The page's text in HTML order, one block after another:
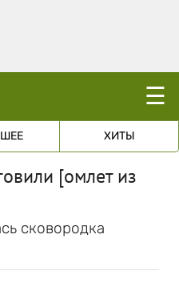
☰
ХИТЫ
[омлет из
сковородка